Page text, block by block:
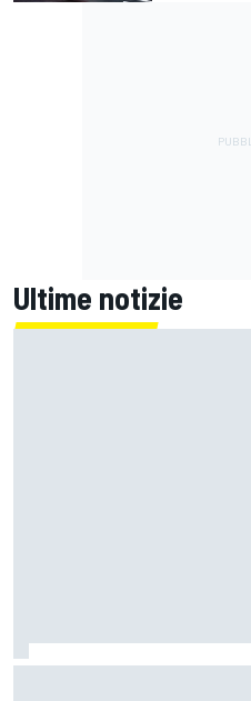
Ultime notizie